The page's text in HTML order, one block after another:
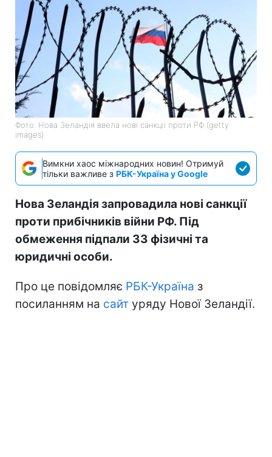
Фото: Нова Зеландія ввела нові санкції проти РФ (getty
images)
Вимкни хаос міжнародних новин! Отримуй
тільки важливе з РБК-Україна у Google
Нова Зеландія запровадила нові санкції
проти прибічників війни РФ. Під
обмеження підпали 33 фізичні та
юридичні особи.
Про це повідомляє РБК-Україна з
посиланням на сайт уряду Нової Зеландії.